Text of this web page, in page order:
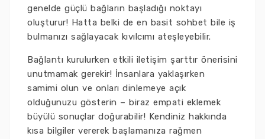
genelde güçlü bağların başladığı noktayı
oluşturur! Hatta belki de en basit sohbet bile iş
bulmanızı sağlayacak kıvılcımı ateşleyebilir.
Bağlantı kurulurken etkili iletişim şarttır önerisini
unutmamak gerekir! İnsanlara yaklaşırken
samimi olun ve onları dinlemeye açık
olduğunuzu gösterin – biraz empati eklemek
büyülü sonuçlar doğurabilir! Kendiniz hakkında
kısa bilgiler vererek başlamanıza rağmen